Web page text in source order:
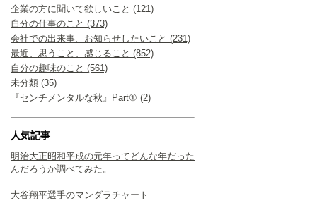
企業の方に聞いて欲しいこと (121)
自分の仕事のこと (373)
会社での出来事、お知らせしたいこと (231)
最近、思うこと、感じること (852)
自分の趣味のこと (561)
未分類 (35)
『センチメンタルな秋』Part① (2)
人気記事
明治大正昭和平成の元年ってどんな年だった
んだろうか調べてみた。
大谷翔平選手のマンダラチャート